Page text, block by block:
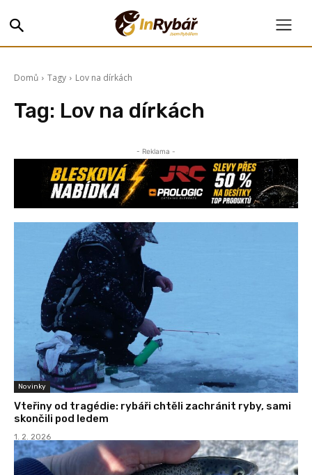
Domů Tagy Lov na dírkách
Tag: Lov na dírkách
- Reklama -
Novinky
Vteřiny od tragédie: rybáři chtěli zachránit ryby, sami
skončili pod ledem
1. 2. 2026